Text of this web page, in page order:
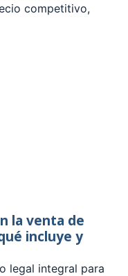
competitivo,
la venta de
incluye y
legal integral para